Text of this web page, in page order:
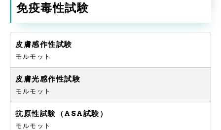
免疫毒性試験
皮膚感作性試験
モルモット
皮膚光感作性試験
モルモット
抗原性試験（ASA試験）
モルモット